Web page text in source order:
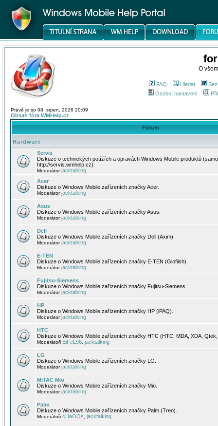
O
FAQ Hledat
Osobní nastavení
Právě je so 08. srpen, 2026 20:09
Obsah fóra WMHelp.cz
Fórum
Hardware
Servis
Diskuze o technických potížích a opravách Windows Mobile produktů
http://servis.wmhelp.cz).
Moderátorjacktalking
Acer
Diskuze o Windows Mobile zařízeních značky Acer.
Moderátorjacktalking
Asus
Diskuze o Windows Mobile zařízeních značky Asus.
Moderátorjacktalking
Dell
Diskuze o Windows Mobile zařízeních značky Dell (Axim).
Moderátorjacktalking
E-TEN
Diskuze o Windows Mobile zařízeních značky E-TEN (Glofiish).
Moderátorjacktalking
Fujitsu-Siemens
Diskuze o Windows Mobile zařízeních značky Fujitsu-Siemens.
Moderátorjacktalking
HP
Diskuze o Windows Mobile zařízeních značky HP (iPAQ).
Moderátorjacktalking
HTC
Diskuze o Windows Mobile zařízeních značky HTC (HTC, MDA, XDA,
Moderátoři EiFeL96 jacktalking
LG
Diskuze o Windows Mobile zařízeních značky LG.
Moderátorjacktalking
MiTAC Mio
Diskuze o Windows Mobile zařízeních značky Mio.
Moderátorjacktalking
Palm
Diskuze o Windows Mobile zařízeních značky Palm (Treo).
Moderátoři cHaOOs jacktalking